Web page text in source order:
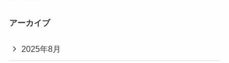
アーカイブ
2025年8月